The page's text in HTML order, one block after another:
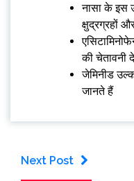
नासा के इस
क्षुद्रग्रहों
की चेतावनी
जेमिनीड
जानते हैं
Next Post